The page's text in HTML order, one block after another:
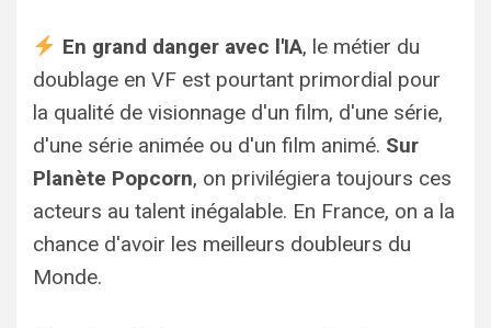
En grand danger avec l'IA, le métier du
doublage en VF est pourtant primordial pour
la qualité de visionnage d'un film, d'une série,
d'une série animée ou d'un film animé. Sur
Planète Popcorn, on privilégiera toujours ces
acteurs au talent inégalable. En France, on a la
chance d'avoir les meilleurs doubleurs du
Monde.